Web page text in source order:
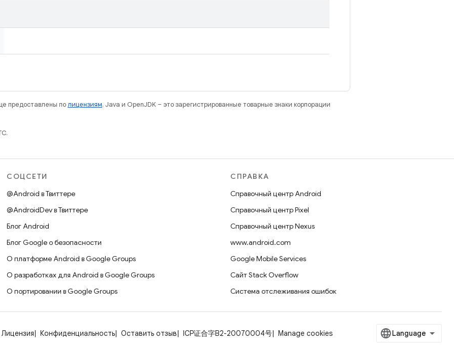
предоставлены полицензиям. Java и OpenJDK – это зарегистрированные товарные знаки корпорации
СОЦСЕТИ
@Android в Твиттере
@AndroidDev в Твиттере
Блог Android
Блог Google о безопасности
О платформе Android в Google Groups
О разработках для Android в Google Groups
О портировании в Google Groups
СПРАВКА
Справочный центр Android
Справочный центр Pixel
Справочный центр Nexus
www.android.com
Google Mobile Services
Сайт Stack Overflow
Система отслеживания ошибок
Лицензия Конфиденциальность Оставить отзыв ICP证合字B2-20070004号 Manage cookies